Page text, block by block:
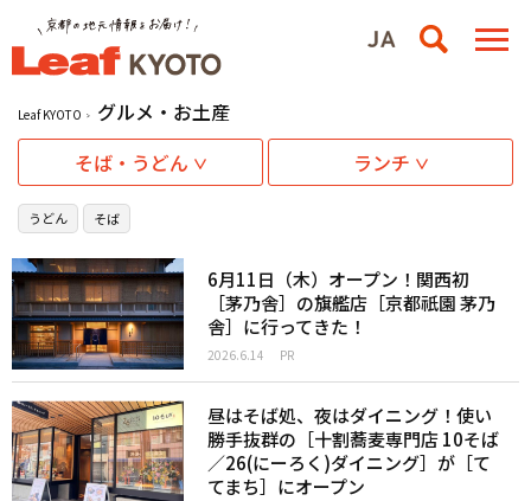
Leaf KYOTO
グルメ・お土産
そば・うどん
ランチ
うどん そば
6月11日（木）オープン！関西初
［茅乃舎］の旗艦店［京都祇園 茅乃
舎］に行ってきた！
2026.6.14 PR
昼はそば処、夜はダイニング！使い
勝手抜群の［十割蕎麦専門店 10そば
／26(にーろく)ダイニング］が［て
てまち］にオープン